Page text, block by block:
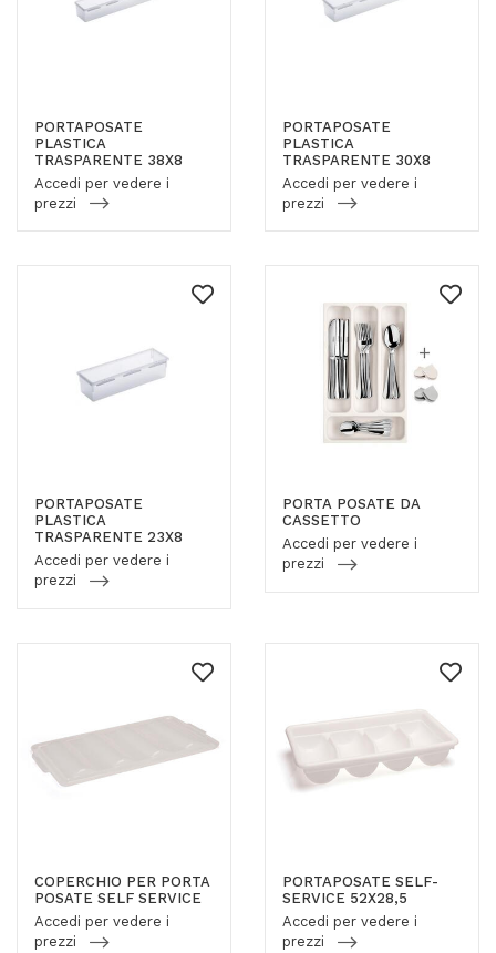
PORTAPOSATE
PLASTICA
TRASPARENTE 38X8
Accedi per vedere i
prezzi
PORTAPOSATE
PLASTICA
TRASPARENTE 30X8
Accedi per vedere i
prezzi
PORTAPOSATE
PLASTICA
TRASPARENTE 23X8
Accedi per vedere i
prezzi
PORTA POSATE DA
CASSETTO
Accedi per vedere i
prezzi
COPERCHIO PER PORTA
POSATE SELF SERVICE
Accedi per vedere i
prezzi
PORTAPOSATE SELF-
SERVICE 52X28,5
Accedi per vedere i
prezzi